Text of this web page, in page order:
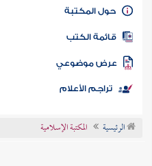
كتاب الأمة
المكتبة
الكتب
موضوعي
تراجم الأعلام
الرئيسية المكتبة الإسلامية